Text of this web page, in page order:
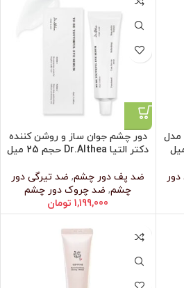
دور چشم اکسس وای Axis-Y مدل
دور چشم جوان ساز و روشن کننده
دکتر التیا Dr.Althea حجم 25 میل
ضد پف دور چشم, ضد تیرگی دور
چشم, ضد چروک دور چشم
1,199,000 تومان